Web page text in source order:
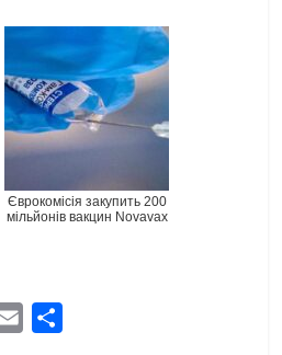
Єврокомісія закупить 200
мільйонів вакцин Novavax